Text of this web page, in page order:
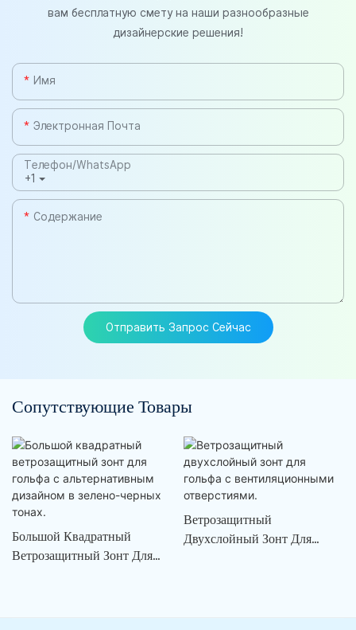
вам бесплатную смету на наши разнообразные
дизайнерские решения!
Имя
Электронная Почта
+1
Телефон/WhatsApp
Содержание
Отправить Запрос Сейчас
Сопутствующие Товары
Большой Квадратный
Ветрозащитный Зонт Для
Ветрозащитный
Двухслойный Зонт Для